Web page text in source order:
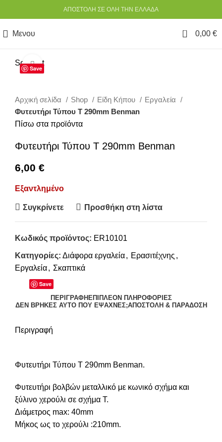
ΑΠΟΣΤΟΛΗ ΣΕ ΟΛΗ ΤΗΝ ΕΛΛΑΔΑ
Μενου 0 0,00 €
Save
Sold outΚάντε κλικ για να μεγεθύνετε
Αρχική σελίδα Shop Είδη Κήπου
Εργαλεία
Φυτευτήρι Τύπου Τ 290mm Benman
Πίσω στα προϊόντα
Φυτευτήρι Τύπου Τ 290mm Benman
6,00 €
Εξαντλημένο
Συγκρίνετε Προσθήκη στη λίστα
Κωδικός προϊόντος: ER10101
Κατηγορίες: Διάφορα εργαλεία, Ερασιτέχνης ,
Εργαλεία, Σκαπτικά
Save
ΠΕΡΙΓΡΑΦΉ ΕΠΙΠΛΈΟΝ ΠΛΗΡΟΦΟΡΊΕΣ
ΔΕΝ ΒΡΉΚΕΣ ΑΥΤΌ ΠΟΥ ΈΨΑΧΝΕΣ;ΑΠΟΣΤΟΛΉ & ΠΑΡΆΔΟΣΗ
Περιγραφή
Φυτευτήρι Τύπου Τ 290mm Benman.
Φυτευτήρι βολβών μεταλλικό με κωνικό σχήμα και
ξύλινο χερούλι σε σχήμα Τ.
Διάμετρος max: 40mm
Μήκος ως το χερούλι :210mm.